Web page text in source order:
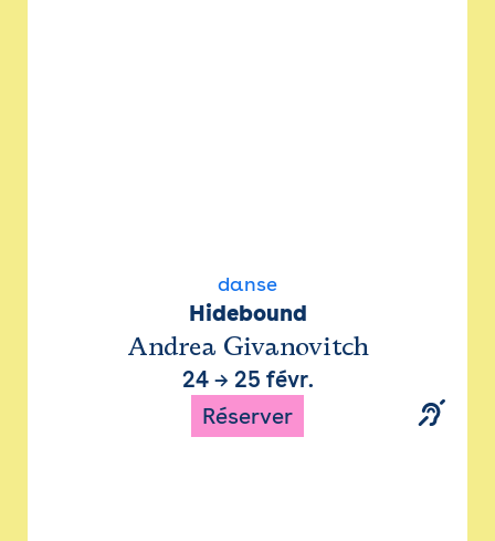
danse
Hidebound
Andrea Givanovitch
24→ 25 févr.
Réserver